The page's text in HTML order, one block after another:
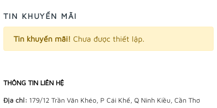
TIN KHUYẾN MÃI
Tin khuyến mãi! Chưa được thiết lập.
THÔNG TIN LIÊN HỆ
Địa chỉ: 179/12 Trần Văn Khéo, P Cái Khế, Q Ninh Kiều, Cần Thơ